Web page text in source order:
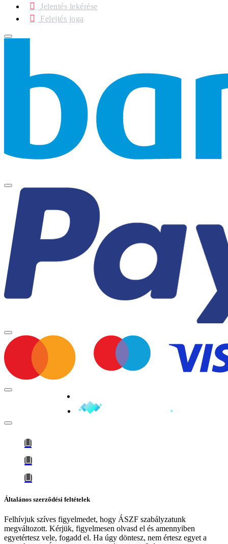
Jelentés lekérése
Felejtés joga
Általános szerződési feltételek
Felhívjuk szíves figyelmedet, hogy ÁSZF szabályzatunk
megváltozott. Kérjük, figyelmesen olvasd el és amennyiben
egyetértesz vele, fogadd el. Ha úgy döntesz, nem értesz egyet a